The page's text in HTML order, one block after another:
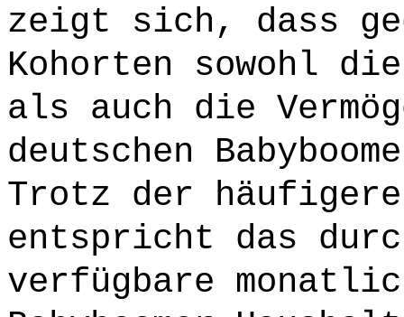
zeigt sich, dass
Kohorten sowohl
als auch die
deutschen
Trotz der
entspricht das
verfügbare